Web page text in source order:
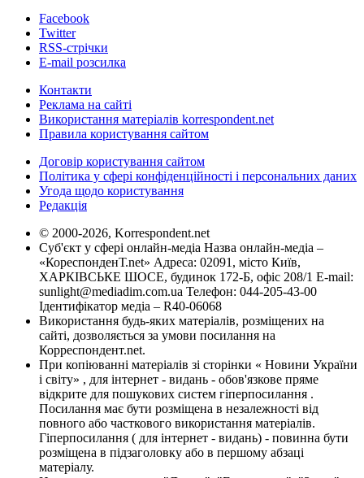
Facebook
Twitter
RSS-стрічки
E-mail розсилка
Контакти
Реклама на сайті
Використання матеріалів korrespondent.net
Правила користування сайтом
Договір користування сайтом
Політика у сфері конфіденційності і персональних даних
Угода щодо користування
Редакція
© 2000-2026, Korrespondent.net
Суб'єкт у сфері онлайн-медіа Назва онлайн-медіа –
«КореспонденТ.net» Адреса: 02091, місто Київ,
ХАРКІВСЬКЕ ШОСЕ, будинок 172-Б, офіс 208/1 E-mail:
sunlight@mediadim.com.ua Телефон: 044-205-43-00
Ідентифікатор медіа – R40-06068
Використання будь-яких матеріалів, розміщених на
сайті, дозволяється за умови посилання на
Корреспондент.net.
При копіюванні матеріалів зі сторінки « Новини України
і світу» , для інтернет - видань - обов'язкове пряме
відкрите для пошукових систем гіперпосилання .
Посилання має бути розміщена в незалежності від
повного або часткового використання матеріалів.
Гіперпосилання ( для інтернет - видань) - повинна бути
розміщена в підзаголовку або в першому абзаці
матеріалу.